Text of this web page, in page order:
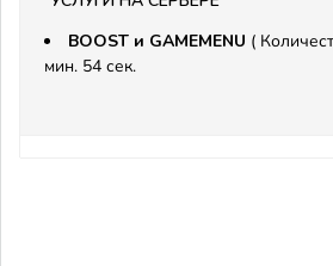
BOOST и GAMEMENU (
мин. 54 сек.